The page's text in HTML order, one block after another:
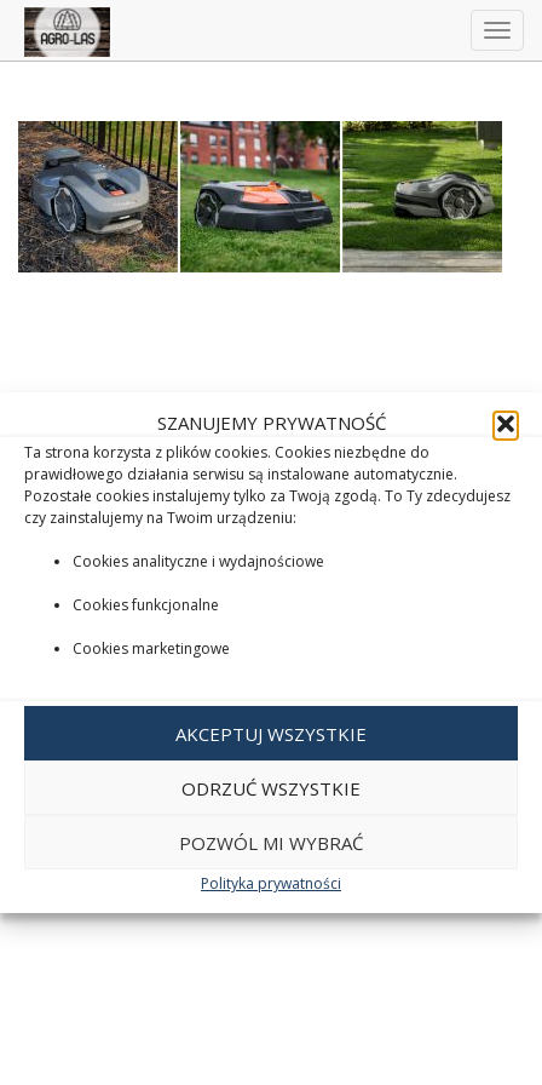
SZANUJEMY PRYWATNOŚĆ
Ta strona korzysta z plików cookies. Cookies niezbędne do
prawidłowego działania serwisu są instalowane automatycznie.
Pozostałe cookies instalujemy tylko za Twoją zgodą. To Ty zdecydujesz
czy zainstalujemy na Twoim urządzeniu:
Cookies analityczne i wydajnościowe
Cookies funkcjonalne
Cookies marketingowe
AKCEPTUJ WSZYSTKIE
ODRZUĆ WSZYSTKIE
POZWÓL MI WYBRAĆ
Polityka prywatności